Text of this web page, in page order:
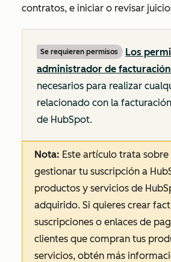
contratos, e iniciar o revisar
Se requieren permisos
Los
administrador de facturación
necesarios para realizar
relacionado con la
de HubSpot.
Nota: Este artículo trata
gestionar tu suscripción a
productos y servicios de
adquirido. Si quieres crear
suscripciones o enlaces de
clientes que compran tus
servicios, obtén más